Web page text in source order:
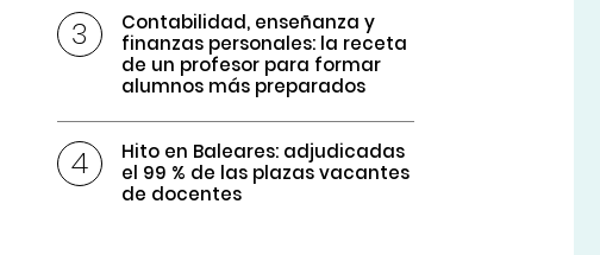
Contabilidad, enseñanza y
finanzas personales: la receta
de un profesor para formar
alumnos más preparados
Hito en Baleares: adjudicadas
el 99 % de las plazas vacantes
de docentes